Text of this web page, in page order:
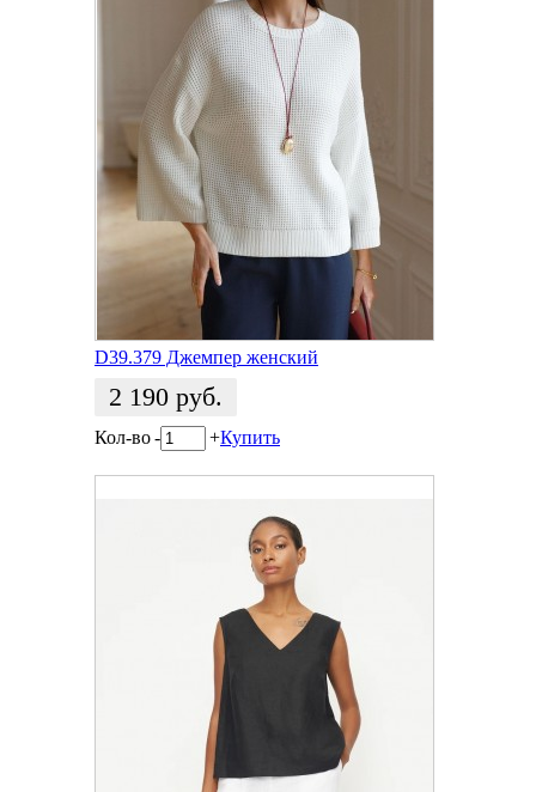
D39.379 Джемпер женский
2 190 руб.
Кол-во- +Купить